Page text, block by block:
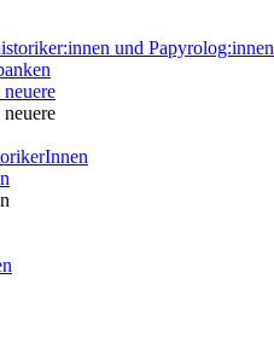
und Papyrolog:innen